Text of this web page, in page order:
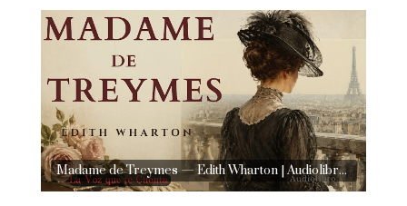
Madame de Treymes — Edith Wharton | Audiolibro completo en español | Voz humana real